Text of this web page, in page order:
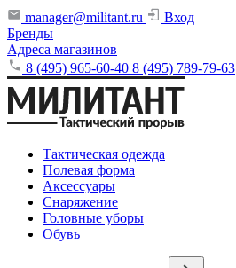
manager@militant.ru
Вход
Бренды
Адреса магазинов
8 (495) 965-60-40 8 (495) 789-79-63
Тактическая одежда
Полевая форма
Аксессуары
Снаряжение
Головные уборы
Обувь